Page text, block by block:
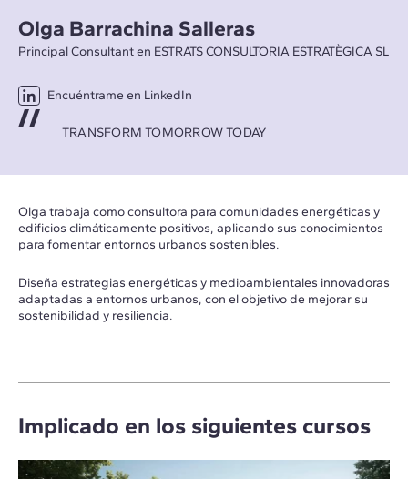
Olga Barrachina Salleras
Principal Consultant en ESTRATS CONSULTORIA ESTRATÈGICA SL
Encuéntrame en LinkedIn
TRANSFORM TOMORROW TODAY
Olga trabaja como consultora para comunidades energéticas y
edificios climáticamente positivos, aplicando sus conocimientos
para fomentar entornos urbanos sostenibles.
Diseña estrategias energéticas y medioambientales innovadoras
adaptadas a entornos urbanos, con el objetivo de mejorar su
sostenibilidad y resiliencia.
Implicado en los siguientes cursos